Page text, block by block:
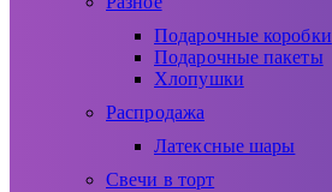
Подарочные коробки
Подарочные пакеты
Хлопушки
Распродажа
Латексные шары
Свечи в торт